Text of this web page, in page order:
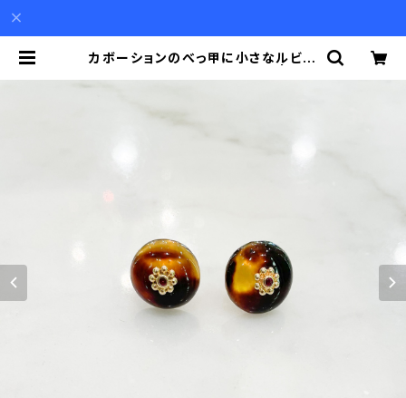
カボーションのべっ甲に小さなルビー